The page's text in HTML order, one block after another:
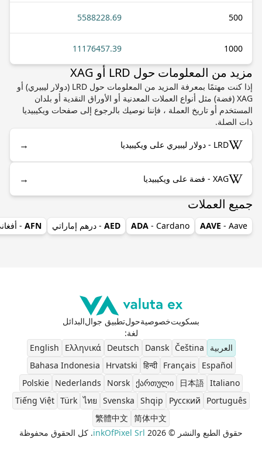
500
5588228.69
1000
11176457.39
مزيد من المعلومات حول LRD أو XAG
إذا كنت مهتمًا بمعرفة المزيد من المعلومات حول LRD (دولار ليبيري) أو
XAG (فضة) مثل أنواع العملات المعدنية أو الأوراق النقدية أو بلدان
المستخدم أو تاريخ العملة ، فإننا نوصيك بالرجوع إلى صفحات ويكيبيديا
ذات الصلة.
LRD - دولار ليبيري على ويكيبيديا →
XAG - فضة على ويكيبيديا →
جميع العملات
AAVE - Aave
ADA - Cardano
AED - درهم إماراتي AFN
-
بسكويتخصوصيةحولتطبيق جوالالبدائل
لغة:
العربية
Čeština
Dansk
Deutsch
Ελληνικά
English
Español
Français
हिन्दी
Hrvatski
Bahasa Indonesia
Italiano
日本語
ქართული
Norsk
Nederlands
Polskie
Português
Pусский
Shqip
Svenska
ไทย
Türk
Tiếng Việt
简体中文
繁體中文
حقوق الطبع والنشر © 2026
inkOfPixel Srl. كل الحقوق محفوظة